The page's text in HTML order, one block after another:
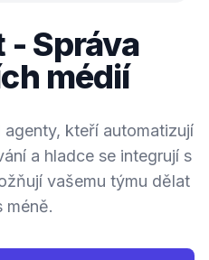
- Správa
médií
kteří automatizují
a hladce se integrují s
vašemu týmu dělat
méně.